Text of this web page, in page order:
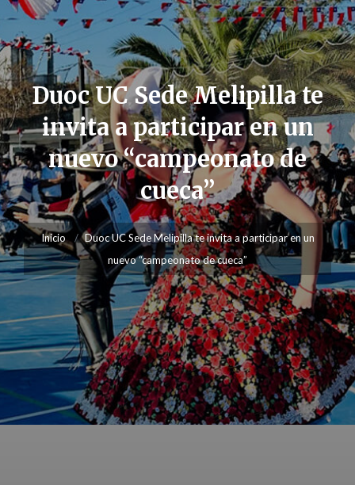
Duoc UC Sede Melipilla te
invita a participar en un
nuevo “campeonato de
cueca”
Inicio
Duoc UC Sede Melipilla te invita a participar en un
nuevo “campeonato de cueca”